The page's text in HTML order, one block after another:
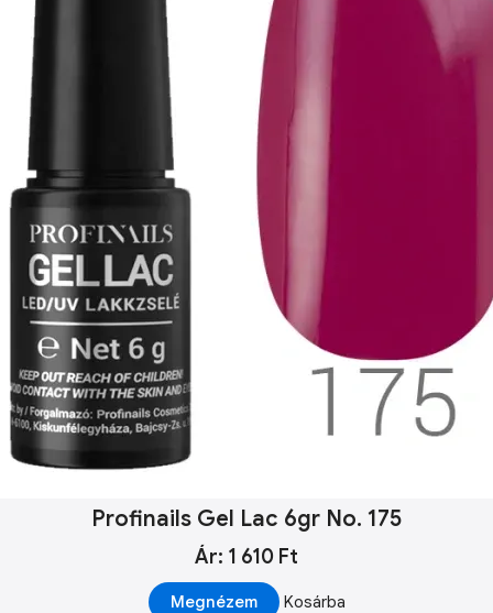
Profinails Gel Lac 6gr No. 175
Ár: 1 610 Ft
Megnézem Kosárba